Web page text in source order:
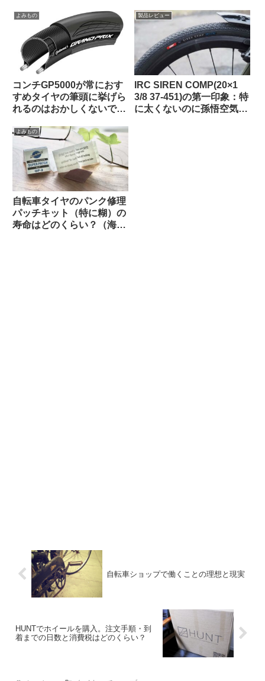
外掲示板より）
よみもの
コンチGP5000が常におす
すめタイヤの筆頭に挙げら
れるのはおかしくないです
製品レビュー
IRC SIREN COMP(20×1
3/8 37-451)の第一印象：特
に太くないのに孫悟空気分
よみもの
自転車タイヤのパンク修理
パッチキット（特に糊）の
寿命はどのくらい？（海外
自転車ショップで働くことの理想と現実
HUNTでホイールを購入。注文手順・到
着までの日数と消費税はどのくらい？